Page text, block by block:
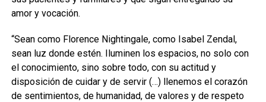
amor y vocación.
“Sean como Florence Nightingale, como Isabel Zendal,
sean luz donde estén. Iluminen los espacios, no solo con
el conocimiento, sino sobre todo, con su actitud y
disposición de cuidar y de servir (…) llenemos el corazón
de sentimientos, de humanidad, de valores y de respeto